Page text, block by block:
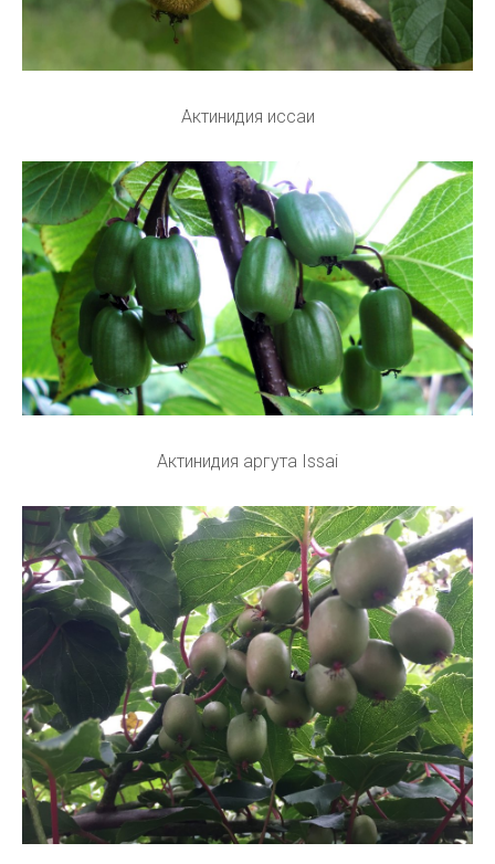
Актинидия иссаи
Актинидия аргута Issai